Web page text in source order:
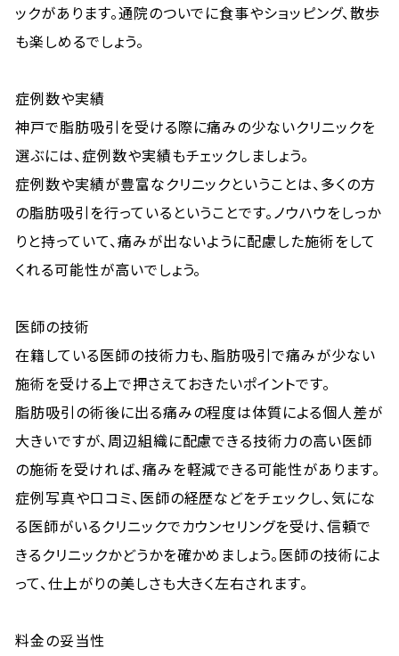
ックがあります。通院のついでに食事やショッピング、散歩
も楽しめるでしょう。
症例数や実績
神戸で脂肪吸引を受ける際に痛みの少ないクリニックを
選ぶには、症例数や実績もチェックしましょう。
症例数や実績が豊富なクリニックということは、多くの方
の脂肪吸引を行っているということです。ノウハウをしっか
りと持っていて、痛みが出ないように配慮した施術をして
くれる可能性が高いでしょう。
医師の技術
在籍している医師の技術力も、脂肪吸引で痛みが少ない
施術を受ける上で押さえておきたいポイントです。
脂肪吸引の術後に出る痛みの程度は体質による個人差が
大きいですが、周辺組織に配慮できる技術力の高い医師
の施術を受ければ、痛みを軽減できる可能性があります。
症例写真や口コミ、医師の経歴などをチェックし、気にな
る医師がいるクリニックでカウンセリングを受け、信頼で
きるクリニックかどうかを確かめましょう。医師の技術によ
って、仕上がりの美しさも大きく左右されます。
料金の妥当性